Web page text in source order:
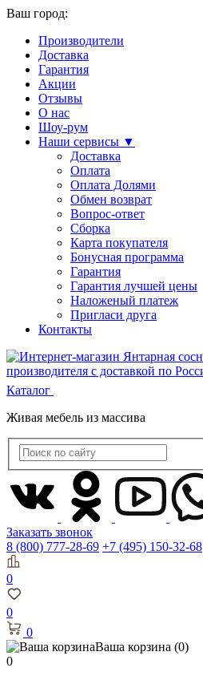
Ваш город:
Производители
Доставка
Гарантия
Акции
Отзывы
О нас
Шоу-рум
Наши сервисы ▼
Доставка
Оплата
Оплата Долями
Обмен возврат
Вопрос-ответ
Сборка
Карта покупателя
Бонусная программа
Гарантия
Гарантия лучшей цены
Наложеный платеж
Пригласи друга
Контакты
Каталог
Живая мебель из массива
Заказать звонок
8 (800) 777-28-69 +7 (495) 150-32-68
0
0
0
Ваша корзина (0)
0